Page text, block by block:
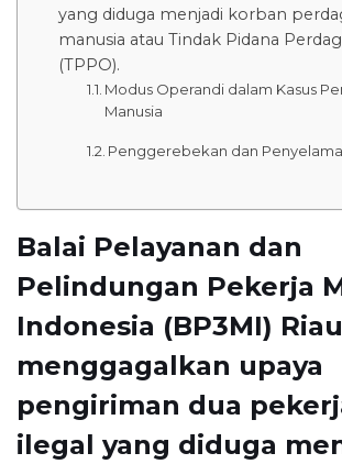
yang diduga menjadi korban
manusia atau Tindak Pidana
(TPPO).
Modus Operandi dalam Kasus
Manusia
Penggerebekan dan
Balai Pelayanan dan
Pelindungan Pekerja
Indonesia (BP3MI)
menggagalkan upaya
pengiriman dua
ilegal yang diduga